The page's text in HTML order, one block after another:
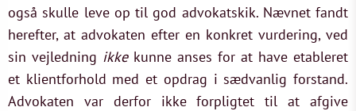
også skulle leve op til god advokatskik. Nævnet fandt
herefter, at advokaten efter en konkret vurdering, ved
sin vejledning ikkekunne anses for at have etableret
et klientforhold med et opdrag i sædvanlig forstand.
Advokaten var derfor ikke forpligtet til at afgive